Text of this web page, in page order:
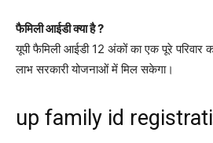
फैमिली आईडी क्या है ?
यूपी फैमिली आईडी 12 अंकों का एक पूरे परिवार
लाभ सरकारी योजनाओं में मिल सकेगा।
up family id